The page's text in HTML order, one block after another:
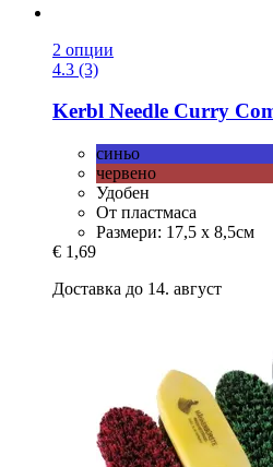
2 опции
4.3 (3)
Kerbl Needle Curry
синьо
червено
Удобен
От пластмаса
Размери: 17,5 х 8,5см
€ 1,69
Доставка до 14. август